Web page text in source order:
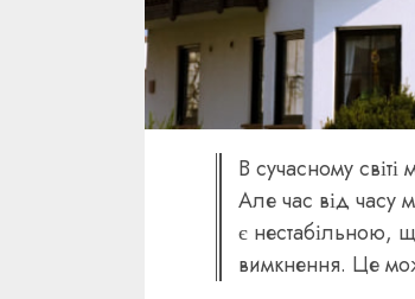
В сучасному
Але час від часу
є нестабільною,
вимкнення. Це